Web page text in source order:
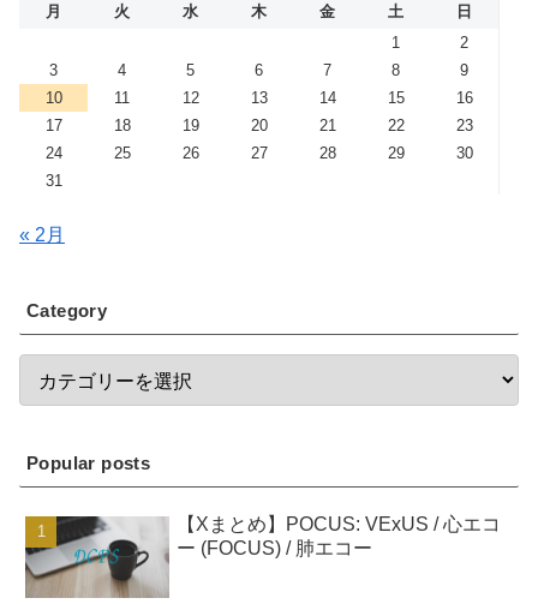
月 火 水 木 金 土
日
1
2
3
4 5 6 7 8
9
10
11 12 13 14 15
16
17
18 19 20 21 22
23
24
25 26 27 28 29
30
31
« 2月
Category
Popular posts
【Xまとめ】POCUS: VExUS / 心エコ
ー (FOCUS) / 肺エコー